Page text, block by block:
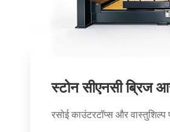
स्टोन सीएनसी ब्रिज
रसोई काउंटरटॉप्स और